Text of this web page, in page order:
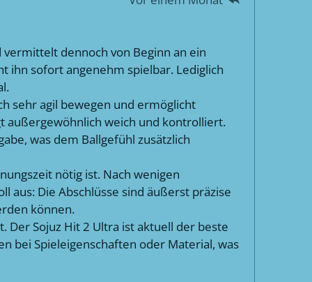
dennoch von Beginn an ein
ihn sofort angenehm spielbar. Lediglich
sehr agil bewegen und ermöglicht
außergewöhnlich weich und kontrolliert.
was dem Ballgefühl zusätzlich
nötig ist. Nach wenigen
aus: Die Abschlüsse sind äußerst präzise
können.
Sojuz Hit 2 Ultra ist aktuell der beste
bei Spieleigenschaften oder Material, was